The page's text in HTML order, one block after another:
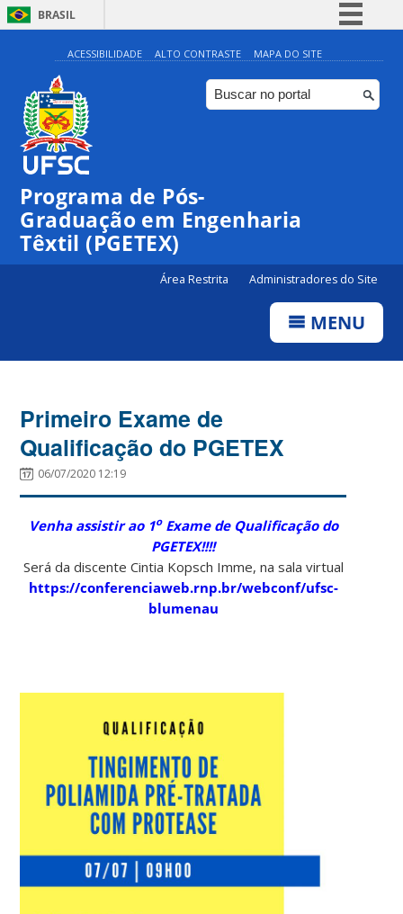
BRASIL
Simplifique!
Comunica BR
Participe
ACESSIBILIDADE ALTO CONTRASTE MAPA DO SITE
Programa de Pós-
Graduação em Engenharia
Têxtil (PGETEX)
Área Restrita Administradores do Site
MENU
Primeiro Exame de
Qualificação do PGETEX
06/07/2020 12:19
Venha assistir ao 1oExame de Qualificação do
PGETEX!!!!
Será da discente Cintia Kopsch Imme, na sala virtual
https://conferenciaweb.rnp.br/webconf/ufsc-
blumenau